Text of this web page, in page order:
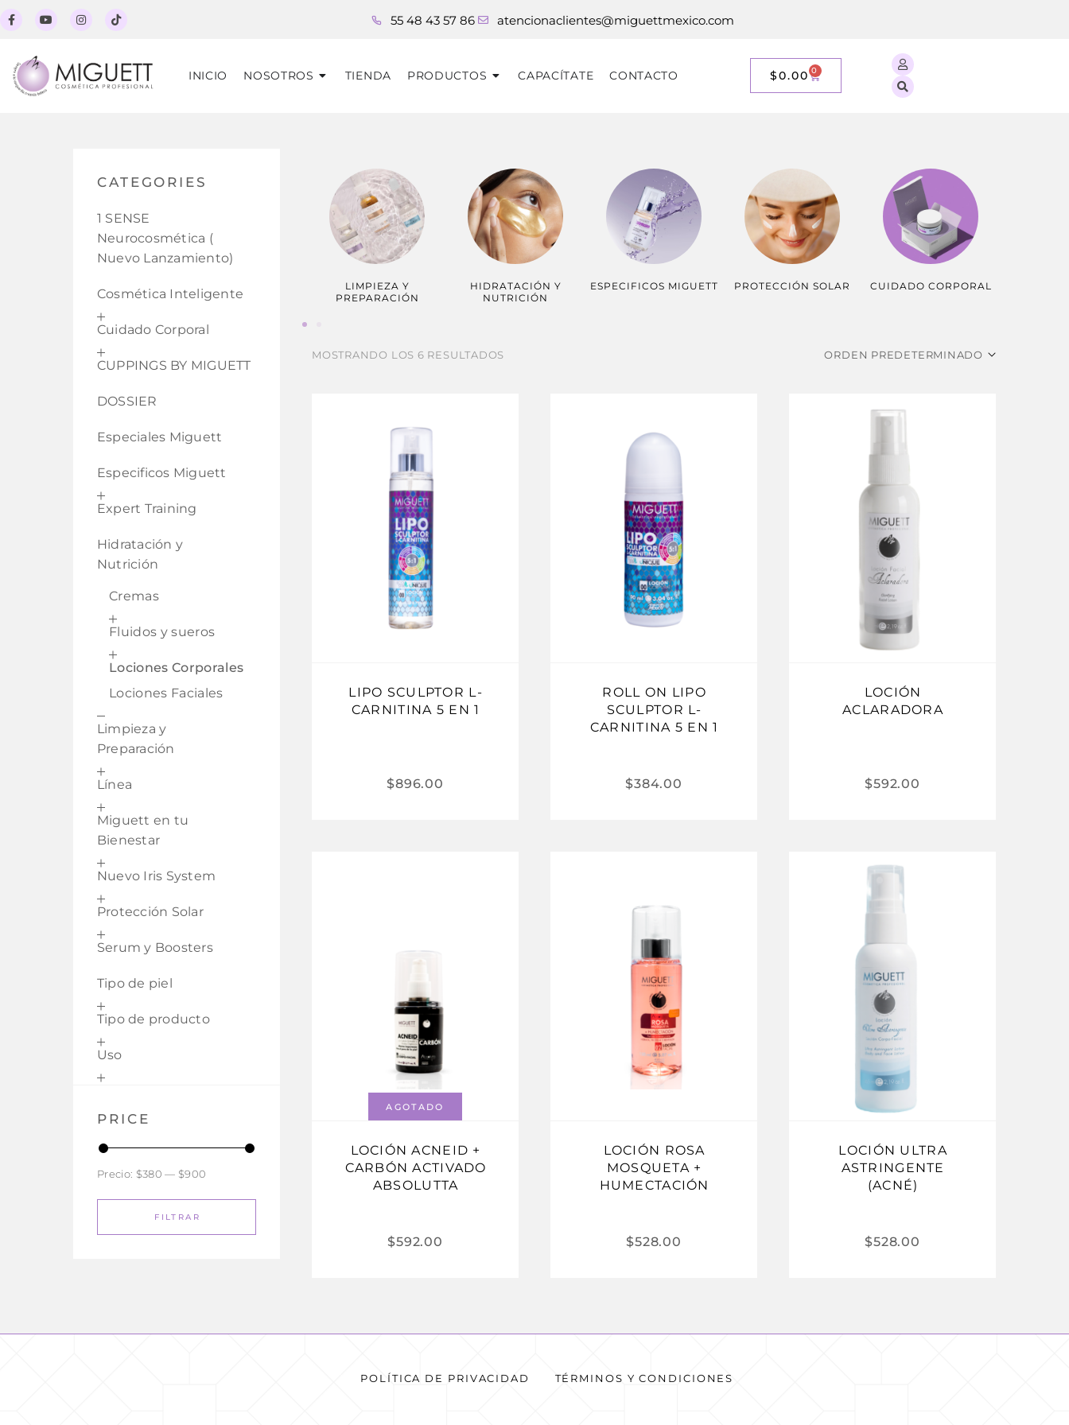
55 48 43 57 86 atencionaclientes@miguettmexico.com
INICIO NOSOTROS TIENDA PRODUCTOS CAPACÍTATE CONTACTO $0.00 0
CATEGORIES
1 SENSE
Neurocosmética (
Nuevo Lanzamiento)
Cosmética Inteligente
Cuidado Corporal
CUPPINGS BY MIGUETT
DOSSIER
Especiales Miguett
Especificos Miguett
Expert Training
Hidratación y
Nutrición
Cremas
Fluidos y sueros
Lociones Corporales
Lociones Faciales
Limpieza y
Preparación
Línea
Miguett en tu
Bienestar
Nuevo Iris System
Protección Solar
Serum y Boosters
Tipo de piel
Tipo de producto
Uso
PRICE
FILTRAR
Precio: $380 — $900
LIMPIEZA Y
PREPARACIÓN
HIDRATACIÓN Y
NUTRICIÓN
ESPECIFICOS MIGUETT PROTECCIÓN SOLAR CUIDADO CORPORAL
MOSTRANDO LOS 6 RESULTADOS ORDEN PREDETERMINADO
LIPO SCULPTOR L-
CARNITINA 5 EN 1
$896.00
ROLL ON LIPO
SCULPTOR L-
CARNITINA 5 EN 1
$384.00
LOCIÓN
ACLARADORA
$592.00
AGOTADO
LOCIÓN ACNEID +
CARBÓN ACTIVADO
ABSOLUTTA
$592.00
LOCIÓN ROSA
MOSQUETA +
HUMECTACIÓN
$528.00
LOCIÓN ULTRA
ASTRINGENTE
(ACNÉ)
$528.00
POLÍTICA DE PRIVACIDAD TÉRMINOS Y CONDICIONES